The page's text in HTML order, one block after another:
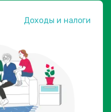
Доходы и налоги